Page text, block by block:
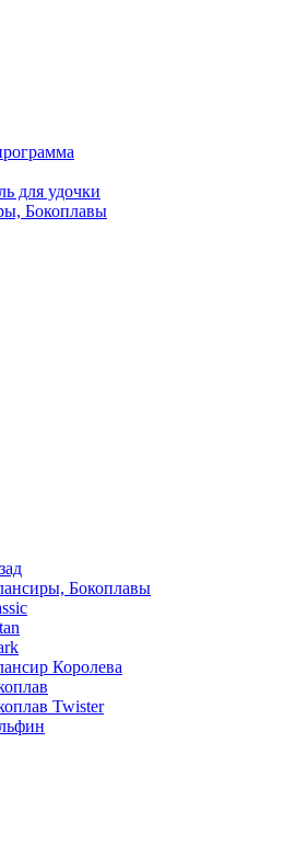
для удочки
Бокоплавы
Бокоплавы
Королева
Twister